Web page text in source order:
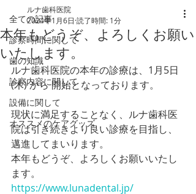
全ての記事
診察時間に関して
歯の知識
診察内容に関して
設備に関して
オススメのケアグッズ
本年もどうぞ、よろしくお願い
いたします。
ルナ歯科医院
2024年1月6日 読了時間: 1分
ルナ歯科医院の本年の診療は、1月5日
(木) から 開始となっております。
現状に満足することなく、ルナ歯科医
院は引き続きより良い診療を目指し、
邁進してまいります。
本年もどうぞ、よろしくお願いいたし
ます。
https://www.lunadental.jp/